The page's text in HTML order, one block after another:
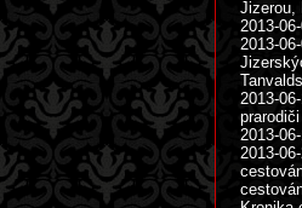
Jizerou,
2013-
2013-
2013-
prarodiči
2013-
2013-